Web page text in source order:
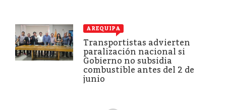
AREQUIPA
Transportistas advierten
paralización nacional si
Gobierno no subsidia
combustible antes del 2 de
junio